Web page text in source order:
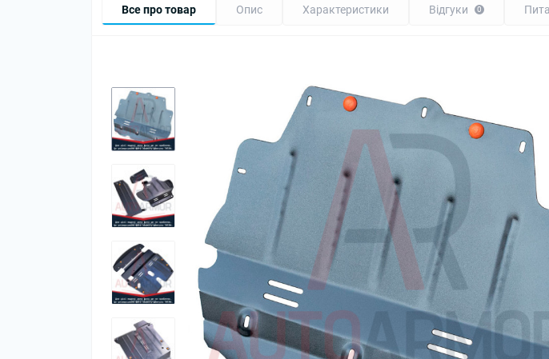
Все про товар Опис Характеристики Відгуки 0